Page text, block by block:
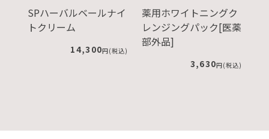
薬用ホワイトニングク
レンジングパック[医薬
SPUVプロテクトパウ
ダー ピンクベージ
ュ レフィル+ケース
4,180円(税込)